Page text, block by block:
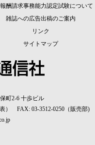
酬請求事務能力認定試験について
雑誌への広告出稿のご案内
リンク
サイトマップ
町2-6 十歩ビル
） FAX: 03-3512-0250（販売部)